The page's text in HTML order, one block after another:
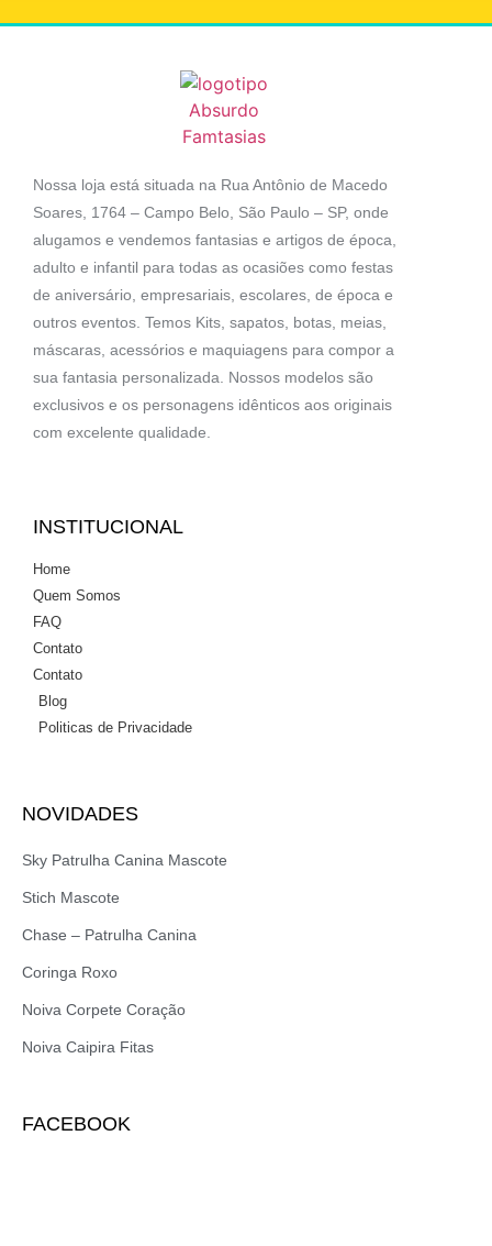
Nossa loja está situada na Rua Antônio de Macedo
Soares, 1764 – Campo Belo, São Paulo – SP, onde
alugamos e vendemos fantasias e artigos de época,
adulto e infantil para todas as ocasiões como festas
de aniversário, empresariais, escolares, de época e
outros eventos. Temos Kits, sapatos, botas, meias,
máscaras, acessórios e maquiagens para compor a
sua fantasia personalizada. Nossos modelos são
exclusivos e os personagens idênticos aos originais
com excelente qualidade.
INSTITUCIONAL
Home
Quem Somos
FAQ
Contato
Contato
Blog
Politicas de Privacidade
NOVIDADES
Sky Patrulha Canina Mascote
Stich Mascote
Chase – Patrulha Canina
Coringa Roxo
Noiva Corpete Coração
Noiva Caipira Fitas
FACEBOOK